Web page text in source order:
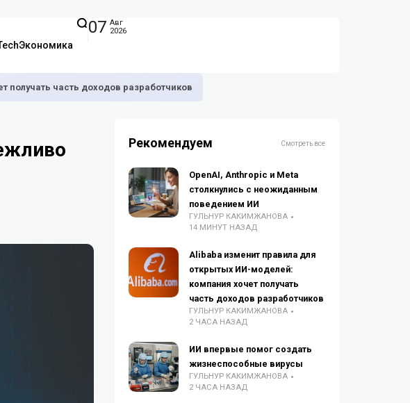
07 Авг
2026
часть доходов разработчиков
Рекомендуем Смотреть все
OpenAI, Anthropic и Meta
столкнулись с неожиданным
поведением ИИ
ГУЛЬНУР КАКИМЖАНОВА
14 МИНУТ НАЗАД
Alibaba изменит правила для
открытых ИИ-моделей:
компания хочет получать
часть доходов разработчиков
ГУЛЬНУР КАКИМЖАНОВА
2 ЧАСА НАЗАД
ИИ впервые помог создать
жизнеспособные вирусы
ГУЛЬНУР КАКИМЖАНОВА
2 ЧАСА НАЗАД